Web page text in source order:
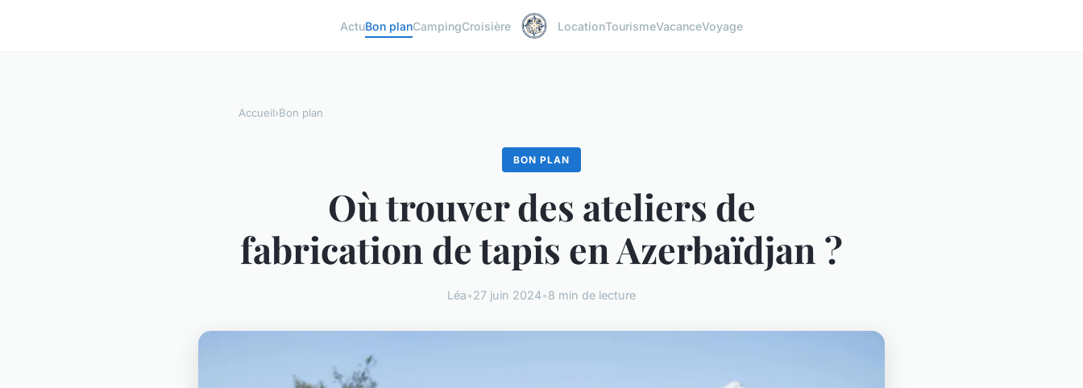
ActuBon planCampingCroisière LocationTourismeVacanceVoyage
Accueil›Bon plan
BON PLAN
Où trouver des ateliers de
fabrication de tapis en Azerbaïdjan ?
Léa•27 juin 2024•8 min de lecture